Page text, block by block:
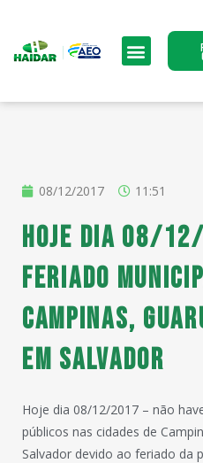
08/12/2017 11:51
Hoje dia 08/
Feriado
Campinas,
em Salvador
Hoje dia 08/12/2017 – não
públicos nas cidades de
Salvador devido ao feriado da